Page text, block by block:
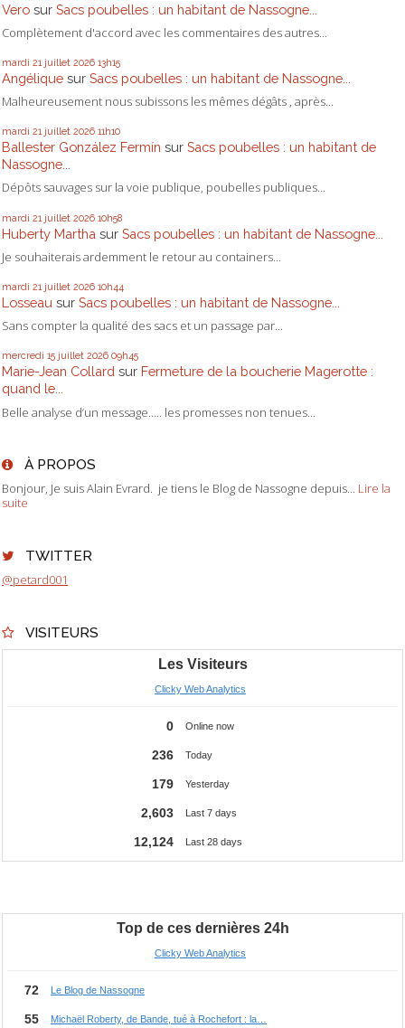
Vero sur Sacs poubelles : un habitant de Nassogne...
Complètement d'accord avec les commentaires des autres...
mardi 21 juillet 2026 13h15
Angélique sur Sacs poubelles : un habitant de Nassogne...
Malheureusement nous subissons les mêmes dégâts , après...
mardi 21 juillet 2026 11h10
Ballester González Fermín sur Sacs poubelles : un habitant de
Nassogne...
Dépôts sauvages sur la voie publique, poubelles publiques...
mardi 21 juillet 2026 10h58
Huberty Martha sur Sacs poubelles : un habitant de Nassogne...
Je souhaiterais ardemment le retour au containers...
mardi 21 juillet 2026 10h44
Losseau sur Sacs poubelles : un habitant de Nassogne...
Sans compter la qualité des sacs et un passage par...
mercredi 15 juillet 2026 09h45
Marie-Jean Collard sur Fermeture de la boucherie Magerotte :
quand le...
Belle analyse d’un message….. les promesses non tenues...
À PROPOS
Bonjour, Je suis Alain Evrard. je tiens le Blog de Nassogne depuis... Lire la
suite
TWITTER
@petard001
VISITEURS